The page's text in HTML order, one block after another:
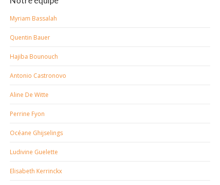
Myriam Bassalah
Quentin Bauer
Hajiba Bounouch
Antonio Castronovo
Aline De Witte
Perrine Fyon
Océane Ghijselings
Ludivine Guelette
Elisabeth Kerrinckx